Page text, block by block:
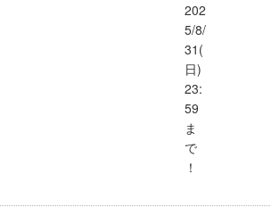
202
5/8/
31(
日)
23:
59
ま
で
！